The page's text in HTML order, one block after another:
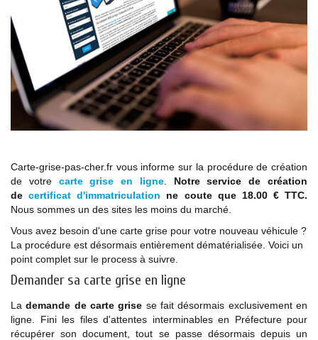
Carte-grise-pas-cher.fr vous informe sur la procédure de création
de votre carte grise en ligne. Notre service de création
decertificat d'immatriculation ne coute que 18.00 € TTC.
Nous sommes un des sites les moins du marché.
Vous avez besoin d'une carte grise pour votre nouveau véhicule ?
La procédure est désormais entièrement dématérialisée. Voici un
point complet sur le process à suivre.
Demander sa carte grise en ligne
Lademande de carte grise se fait désormais exclusivement en
ligne. Fini les files d'attentes interminables en Préfecture pour
récupérer son document, tout se passe désormais depuis un